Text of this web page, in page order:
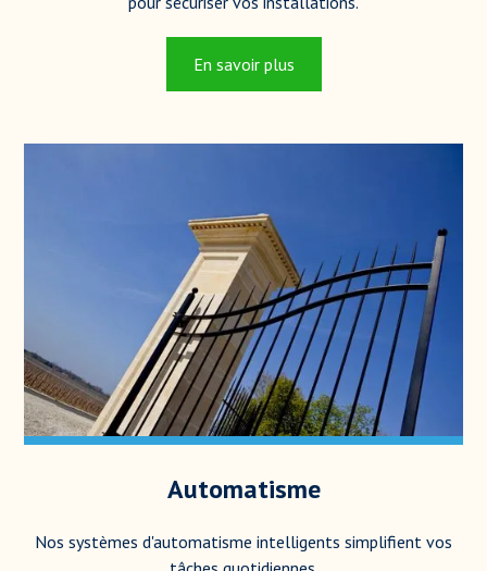
En savoir plus
Automatisme
Nos systèmes d'automatisme intelligents simplifient vos